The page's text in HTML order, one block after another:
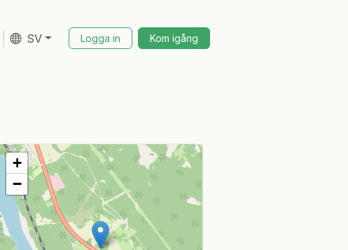
SV Logga in Kom igång
+
−